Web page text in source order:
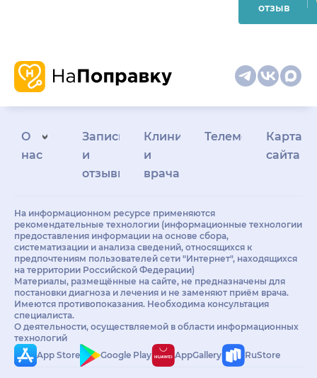
отзыв
О
нас
Запись
и
отзывы
Клиникам
и
врачам
Телемедицина
Карта
сайта
На информационном ресурсе применяются
рекомендательные технологии (информационные технологии
предоставления информации на основе сбора,
систематизации и анализа сведений, относящихся к
предпочтениям пользователей сети "Интернет", находящихся
на территории Российской Федерации)
Материалы, размещённые на сайте, не предназначены для
постановки диагноза и лечения и не заменяют приём врача.
Имеются противопоказания. Необходима консультация
специалиста.
О деятельности, осуществляемой в области информационных
технологий
App Store
Google Play AppGallery RuStore